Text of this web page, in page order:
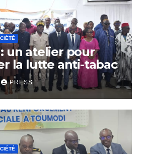
un atelier pour
la lutte anti-tabac
PRESS